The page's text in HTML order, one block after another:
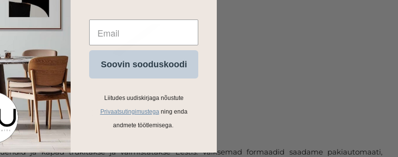
ja kapad trükitakse ja valmistatakse Eestis. Väiksemad formaadid saadame pakiautomaati,
Soovin sooduskoodi
Liitudes uudiskirjaga nõustute
Privaatsutingimustega ning enda
andmete töötlemisega.